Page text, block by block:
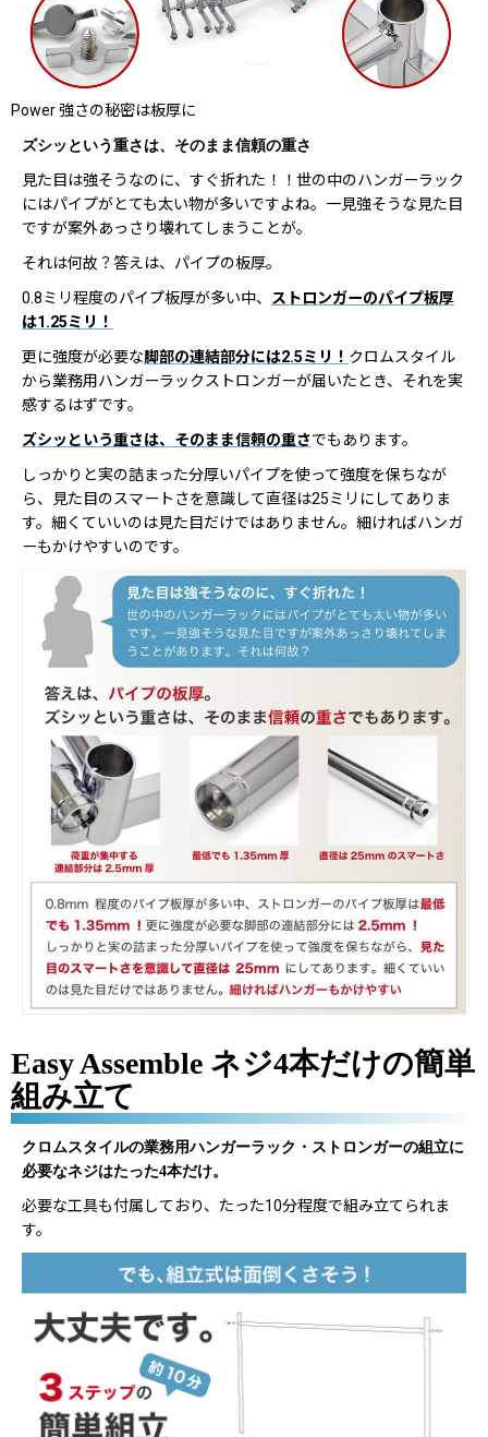
Power 強さの秘密は板厚に
ズシッという重さは、そのまま信頼の重さ
見た目は強そうなのに、すぐ折れた！！世の中のハンガーラック
にはパイプがとても太い物が多いですよね。一見強そうな見た目
ですが案外あっさり壊れてしまうことが。
それは何故？答えは、パイプの板厚。
0.8ミリ程度のパイプ板厚が多い中、
ストロンガーのパイプ板厚
は1.25ミリ！
更に強度が必要な脚部の連結部分には2.5ミリ！ クロムスタイル
から業務用ハンガーラックストロンガーが届いたとき、それを実
感するはずです。
ズシッという重さは、そのまま信頼の重さでもあります。
しっかりと実の詰まった分厚いパイプを使って強度を保ちなが
ら、見た目のスマートさを意識して直径は25ミリにしてありま
す。細くていいのは見た目だけではありません。細ければハンガ
ーもかけやすいのです。
Easy Assemble ネジ4本だけの簡単
組み立て
クロムスタイルの業務用ハンガーラック・ストロンガーの組立に
必要なネジはたった4本だけ。
必要な工具も付属しており、たった10分程度で組み立てられま
す。